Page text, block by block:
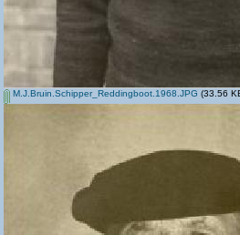
M.J.Bruin.Schipper_Reddingboot.1968.JPG (33.56